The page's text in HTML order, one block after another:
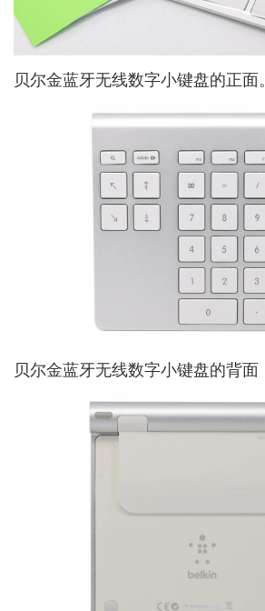
贝尔金蓝牙无线数字小键盘的正面。
贝尔金蓝牙无线数字小键盘的背面